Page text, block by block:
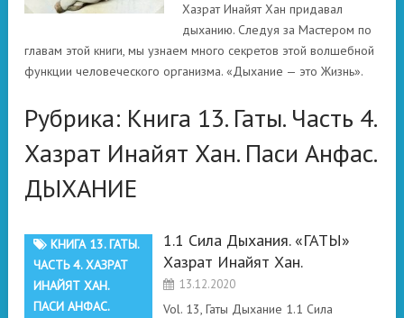
Хазрат Инайят Хан придавал
дыханию. Следуя за Мастером по
главам этой книги, мы узнаем много секретов этой волшебной
функции человеческого организма. «Дыхание — это Жизнь».
Рубрика: Книга 13. Гаты. Часть 4.
Хазрат Инайят Хан. Паси Анфас.
ДЫХАНИЕ
КНИГА 13. ГАТЫ.
ЧАСТЬ 4. ХАЗРАТ
ИНАЙЯТ ХАН.
ПАСИ АНФАС.
1.1 Сила Дыхания. «ГАТЫ»
Хазрат Инайят Хан.
13.12.2020
Vol. 13, Гаты Дыхание 1.1 Сила